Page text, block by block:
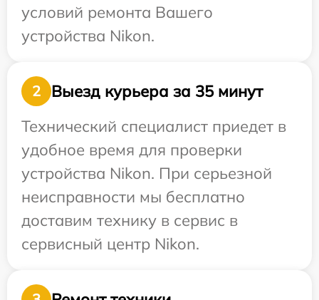
условий ремонта Вашего
устройства Nikon.
2
Выезд курьера за 35 минут
Технический специалист приедет в
удобное время для проверки
устройства Nikon. При серьезной
неисправности мы бесплатно
доставим технику в сервис в
сервисный центр Nikon.